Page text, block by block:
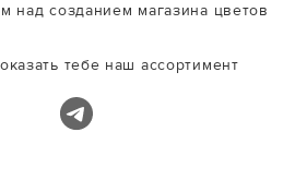
над созданием магазина цветов
тебе наш ассортимент